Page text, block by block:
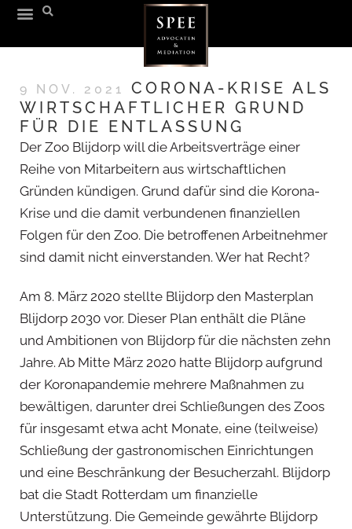
9 NOV. 2021
CORONA-KRISE ALS
WIRTSCHAFTLICHER GRUND
FÜR DIE ENTLASSUNG
Der Zoo Blijdorp will die Arbeitsverträge einer
Reihe von Mitarbeitern aus wirtschaftlichen
Gründen kündigen. Grund dafür sind die Korona-
Krise und die damit verbundenen finanziellen
Folgen für den Zoo. Die betroffenen Arbeitnehmer
sind damit nicht einverstanden. Wer hat Recht?
Am 8. März 2020 stellte Blijdorp den Masterplan
Blijdorp 2030 vor. Dieser Plan enthält die Pläne
und Ambitionen von Blijdorp für die nächsten zehn
Jahre. Ab Mitte März 2020 hatte Blijdorp aufgrund
der Koronapandemie mehrere Maßnahmen zu
bewältigen, darunter drei Schließungen des Zoos
für insgesamt etwa acht Monate, eine (teilweise)
Schließung der gastronomischen Einrichtungen
und eine Beschränkung der Besucherzahl. Blijdorp
bat die Stadt Rotterdam um finanzielle
Unterstützung. Die Gemeinde gewährte Blijdorp